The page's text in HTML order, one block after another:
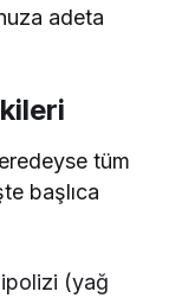
adeta
tüm
başlıca
(yağ